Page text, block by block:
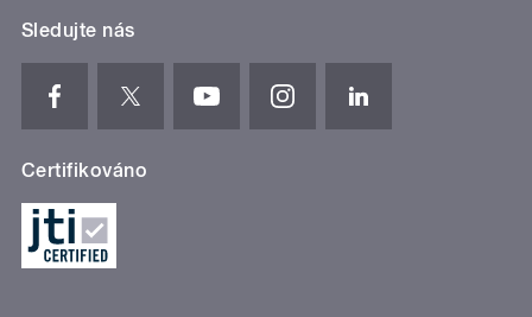
Sledujte nás
Certifikováno